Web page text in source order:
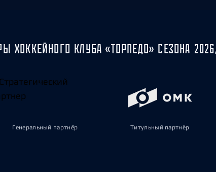
ХОККЕЙНОГО КЛУБА «ТОРПЕДО» СЕЗОНА
Генеральный партнёр Титульный партнёр